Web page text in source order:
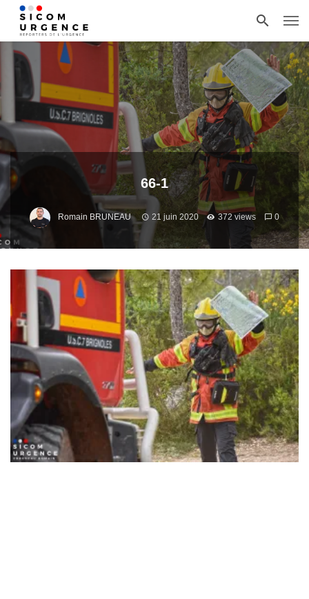
66-1
Romain BRUNEAU 21 juin 2020 372 views 0